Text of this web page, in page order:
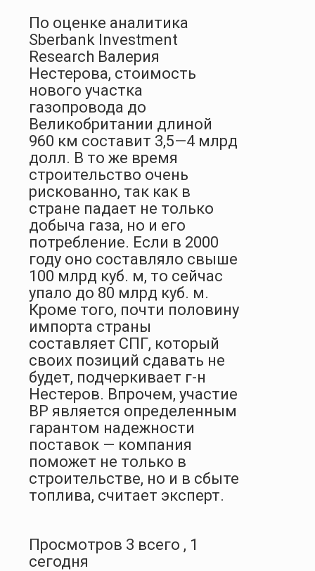
По оценке аналитика
Sberbank Investment
Research Валерия
Нестерова, стоимость
нового участ­ка
газопровода до
Великобритании длиной
960 км составит 3,5—4 млрд
долл. В то же время
строительство очень
рискованно, так как в
стране падает не только
добыча газа, но и его
потребление. Если в 2000
году оно составляло свыше
100 млрд куб. м, то сейчас
упало до 80 млрд куб. м.
Кроме того, почти половину
импорта страны
составляет СПГ, который
своих позиций сдавать не
будет, подчеркивает г-н
Нестеров. Впрочем, участие
BP является определенным
гарантом надежности
поставок — компания
поможет не только в
строительстве, но и в сбыте
топлива, считает эксперт.
Просмотров 3 всего , 1
сегодня